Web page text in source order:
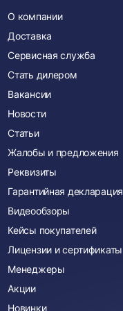
О компании
Доставка
Сервисная служба
Стать дилером
Вакансии
Новости
Статьи
Жалобы и предложения
Реквизиты
Гарантийная декларация
Видеообзоры
Кейсы покупателей
Лицензии и сертификаты
Менеджеры
Акции
Новинки